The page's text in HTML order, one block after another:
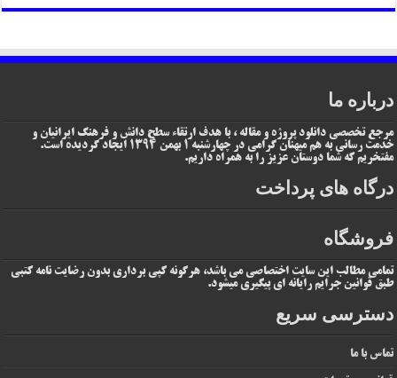
درباره ما
مرجع تخصصی دانلود پروژه و مقاله ، با هدف ارتقاء سطح دانش و فرهنگ ایرانیان و
خدمت رسانی به هم میهنان گرامی در چهارشنبه 1 بهمن 1394 ایجاد گردیده است.
مفتخریم که شما دوستان عزیز را به همراه داریم.
درگاه های پرداخت
فروشگاه
تمامی مطالب این سایت اختصاصی می باشد، هرگونه کپی برداری بدون رضایت نامه کتبی
طبق قوانین جرایم رایانه ای پیگیری میشود.
دسترسی سریع
تماس با ما